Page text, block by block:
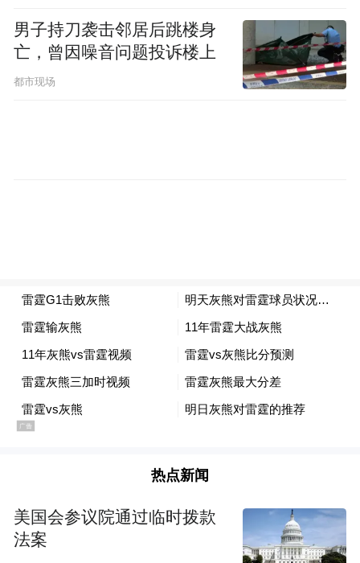
男子持刀袭击邻居后跳楼身
亡，曾因噪音问题投诉楼上
都市现场
热点新闻
美国会参议院通过临时拨款
法案